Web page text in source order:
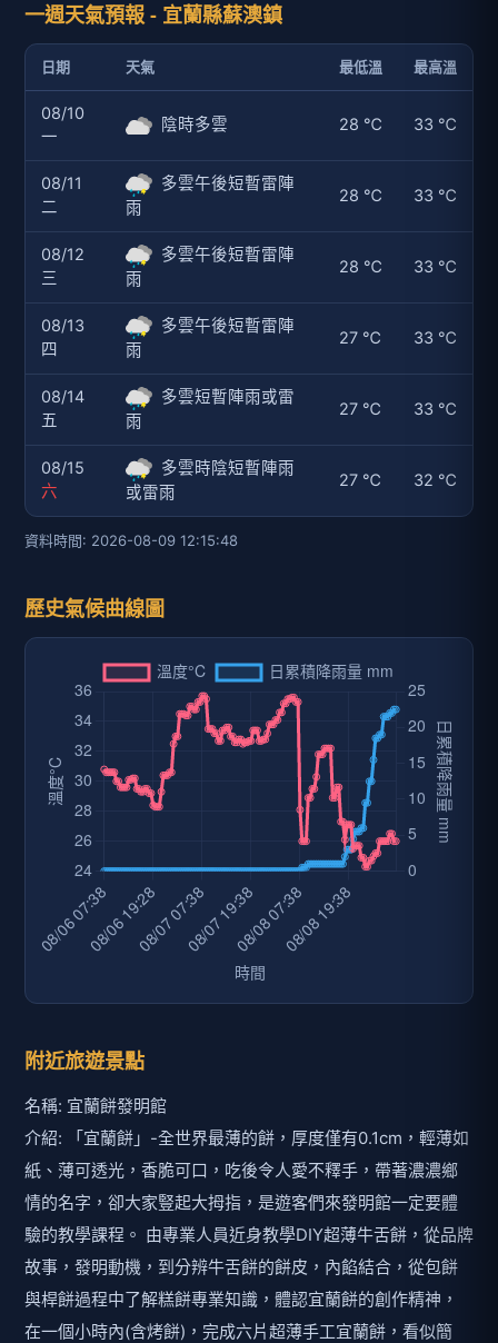
一週天氣預報 - 宜蘭縣蘇澳鎮
日期 天氣 最低溫 最高溫
08/10
一
陰時多雲 28 ℃ 33 ℃
08/11
二
多雲午後短暫雷陣
雨
28 ℃ 33 ℃
08/12
三
多雲午後短暫雷陣
雨
28 ℃ 33 ℃
08/13
四
多雲午後短暫雷陣
雨
27 ℃ 33 ℃
08/14
五
多雲短暫陣雨或雷
雨
27 ℃ 33 ℃
08/15
六
多雲時陰短暫陣雨
或雷雨
27 ℃ 32 ℃
資料時間: 2026-08-09 12:15:48
歷史氣候曲線圖
附近旅遊景點
名稱: 宜蘭餅發明館
介紹: 「宜蘭餅」-全世界最薄的餅，厚度僅有0.1cm，輕薄如
紙、薄可透光，香脆可口，吃後令人愛不釋手，帶著濃濃鄉
情的名字，卻大家豎起大拇指，是遊客們來發明館一定要體
驗的教學課程。 由專業人員近身教學DIY超薄牛舌餅，從品牌
故事，發明動機，到分辨牛舌餅的餅皮，內餡結合，從包餅
與桿餅過程中了解糕餅專業知識，體認宜蘭餅的創作精神，
在一個小時內(含烤餅)，完成六片超薄手工宜蘭餅，看似簡